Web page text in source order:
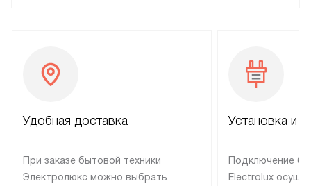
Удобная доставка
При заказе бытовой техники
Электролюкс можно выбрать
Установка и
Подключение
Electrolux